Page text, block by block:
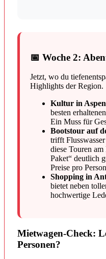
📅 Woche 2:
Jetzt, wo du
Highlights der Region.
Kultur in
besten
Ein Muss für
Bootstour auf
trifft
diese Touren
Paket“ deutlich
Preise pro
Shopping in
bietet neben
hochwertige
Mietwagen-Check:
Personen?